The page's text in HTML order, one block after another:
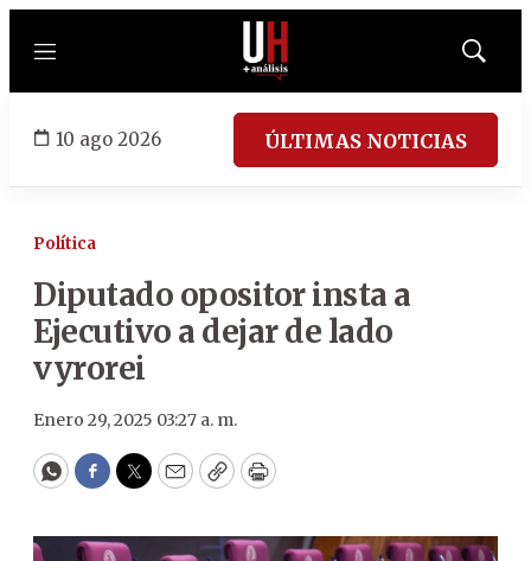
Menú
Mostrar
10 ago 2026 ÚLTIMAS NOTICIAS
Política
Diputado opositor insta a
Ejecutivo a dejar de lado
vyrorei
Enero 29, 2025 03:27 a. m.
WhatsApp
Facebook
Twitter
EmailCopyPrint